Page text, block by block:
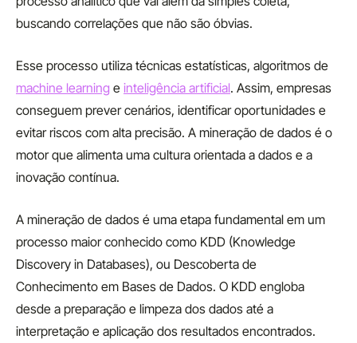
buscando correlações que não são óbvias.
Esse processo utiliza técnicas estatísticas, algoritmos de
machine learning e inteligência artificial. Assim, empresas
conseguem prever cenários, identificar oportunidades e
evitar riscos com alta precisão. A mineração de dados é o
motor que alimenta uma cultura orientada a dados e a
inovação contínua.
A mineração de dados é uma etapa fundamental em um
processo maior conhecido como KDD (Knowledge
Discovery in Databases), ou Descoberta de
Conhecimento em Bases de Dados. O KDD engloba
desde a preparação e limpeza dos dados até a
interpretação e aplicação dos resultados encontrados.